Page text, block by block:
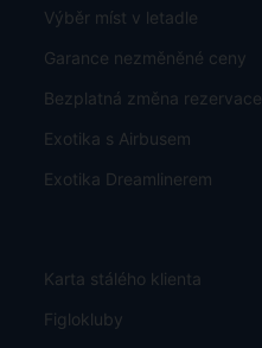
Výběr míst v letadle
Garance nezměněné ceny
Bezplatná změna rezervace
Exotika s Airbusem
Exotika Dreamlinerem
Karta stálého klienta
Figlokluby